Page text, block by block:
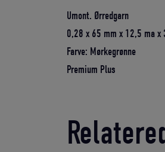
Umont. Ørredgarn
0,28 x 65 mm x 12,5 ma x
Farve: Mørkegrønne
Premium Plus